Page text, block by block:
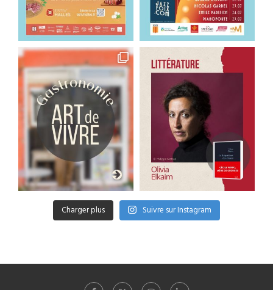
Charger plus Suivre sur Instagram